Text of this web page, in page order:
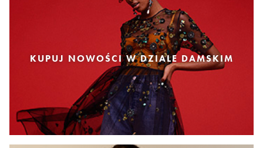
KUPUJ NOWOŚCI W DZIALE DAMSKIM